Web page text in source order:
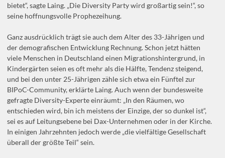
bietet“, sagte Laing. „Die Diversity Party wird großartig sein!“, so
seine hoffnungsvolle Prophezeihung.
Ganz ausdrücklich trägt sie auch dem Alter des 33-Jährigen und
der demografischen Entwicklung Rechnung. Schon jetzt hätten
viele Menschen in Deutschland einen Migrationshintergrund, in
Kindergärten seien es oft mehr als die Hälfte, Tendenz steigend,
und bei den unter 25-Jährigen zähle sich etwa ein Fünftel zur
BIPoC-Community, erklärte Laing. Auch wenn der bundesweite
gefragte Diversity-Experte einräumt: „In den Räumen, wo
entschieden wird, bin ich meistens der Einzige, der so dunkel ist“,
sei es auf Leitungsebene bei Dax-Unternehmen oder in der Kirche.
In einigen Jahrzehnten jedoch werde „die vielfältige Gesellschaft
überall der größte Teil“ sein.